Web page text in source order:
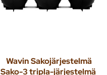
WavinSakojärjestelmä
Sako-3 tripla-järjestelmä